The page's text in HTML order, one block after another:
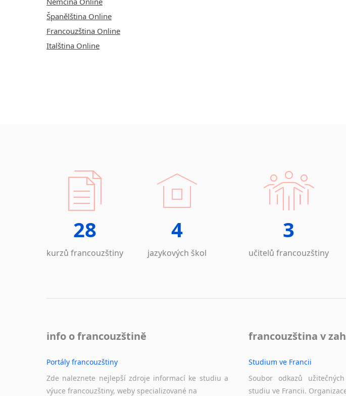
Španělština Online
Francouzština Online
Italština Online
Korsičtina
Kumykština
Kurdština
Latina
Makedonština
Malgaština
Malinština
Maltština
28
kurzů francouzštiny
4
jazykových škol
3
učitelů francouzštiny
info o francouzštině
Portály francouzštiny
Zde naleznete nejlepší zdroje informací ke studiu a
výuce francouzštiny, weby specializované na
francouzština v
Studium ve Francii
Soubor odkazů
studiu ve Francii.